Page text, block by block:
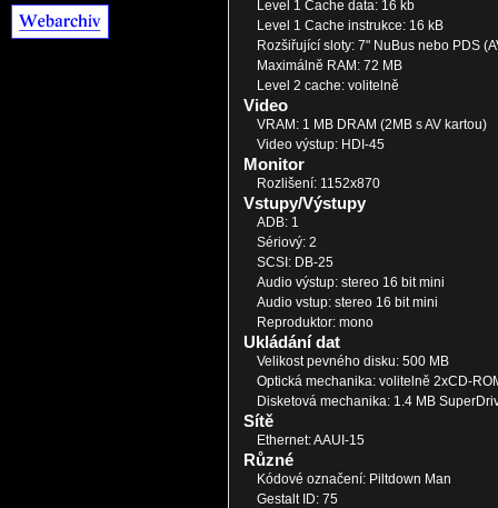
Level 1 Cache data: 16 kb
Level 1 Cache instrukce: 16 kB
Rozšiřující sloty: 7" NuBus nebo PDS
Maximálně RAM: 72 MB
Level 2 cache: volitelně
Video
VRAM: 1 MB DRAM (2MB s AV kartou)
Video výstup: HDI-45
Monitor
Rozlišení: 1152x870
Vstupy/Výstupy
ADB: 1
Sériový: 2
SCSI: DB-25
Audio výstup: stereo 16 bit mini
Audio vstup: stereo 16 bit mini
Reproduktor: mono
Ukládání dat
Velikost pevného disku: 500 MB
Optická mechanika: volitelně 2xCD-
Disketová mechanika: 1.4 MB
Sítě
Ethernet: AAUI-15
Různé
Kódové označení: Piltdown Man
Gestalt ID: 75